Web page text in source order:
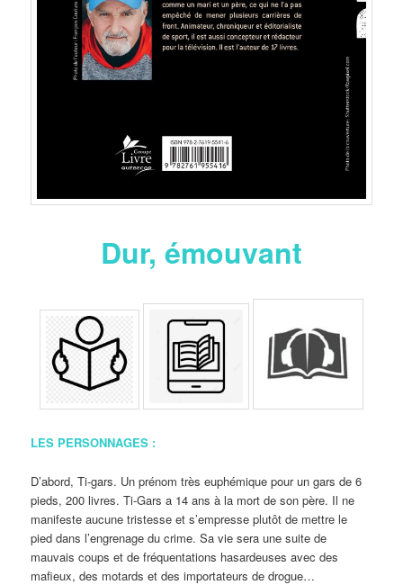
Dur, émouvant
LES PERSONNAGES :
D’abord, Ti-gars. Un prénom très euphémique pour un gars de 6
pieds, 200 livres. Ti-Gars a 14 ans à la mort de son père. Il ne
manifeste aucune tristesse et s’empresse plutôt de mettre le
pied dans l’engrenage du crime. Sa vie sera une suite de
mauvais coups et de fréquentations hasardeuses avec des
mafieux, des motards et des importateurs de drogue…